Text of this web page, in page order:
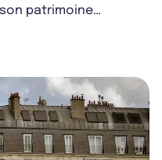
patrimoine
constan...